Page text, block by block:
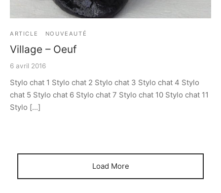
ARTICLE NOUVEAUTÉ
Village – Oeuf
6 avril 2016
Stylo chat 1 Stylo chat 2 Stylo chat 3 Stylo chat 4 Stylo
chat 5 Stylo chat 6 Stylo chat 7 Stylo chat 10 Stylo chat 11
Stylo [...]
Load More